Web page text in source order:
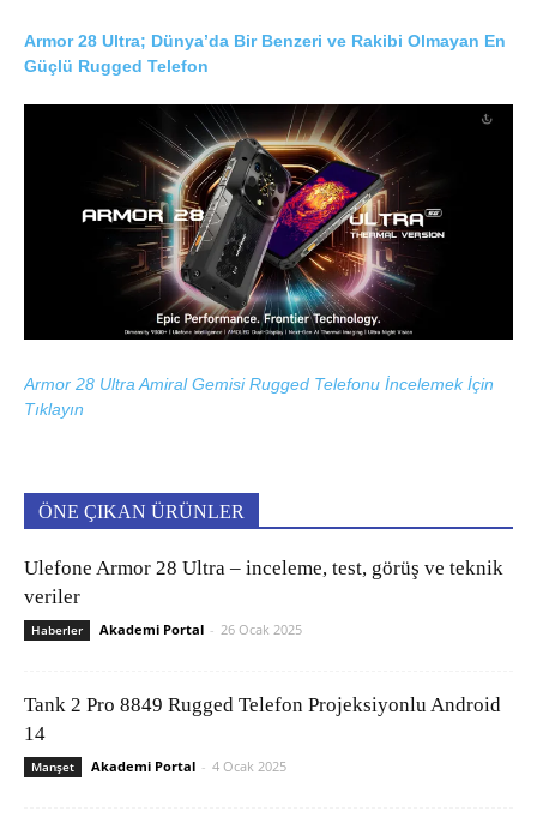
Armor 28 Ultra; Dünya’da Bir Benzeri ve Rakibi Olmayan En
Güçlü Rugged Telefon
Armor 28 Ultra Amiral Gemisi Rugged Telefonu İncelemek İçin
Tıklayın
ÖNE ÇIKAN ÜRÜNLER
Ulefone Armor 28 Ultra – inceleme, test, görüş ve teknik
veriler
Haberler Akademi Portal - 26 Ocak 2025
Tank 2 Pro 8849 Rugged Telefon Projeksiyonlu Android
14
Manşet Akademi Portal - 4 Ocak 2025